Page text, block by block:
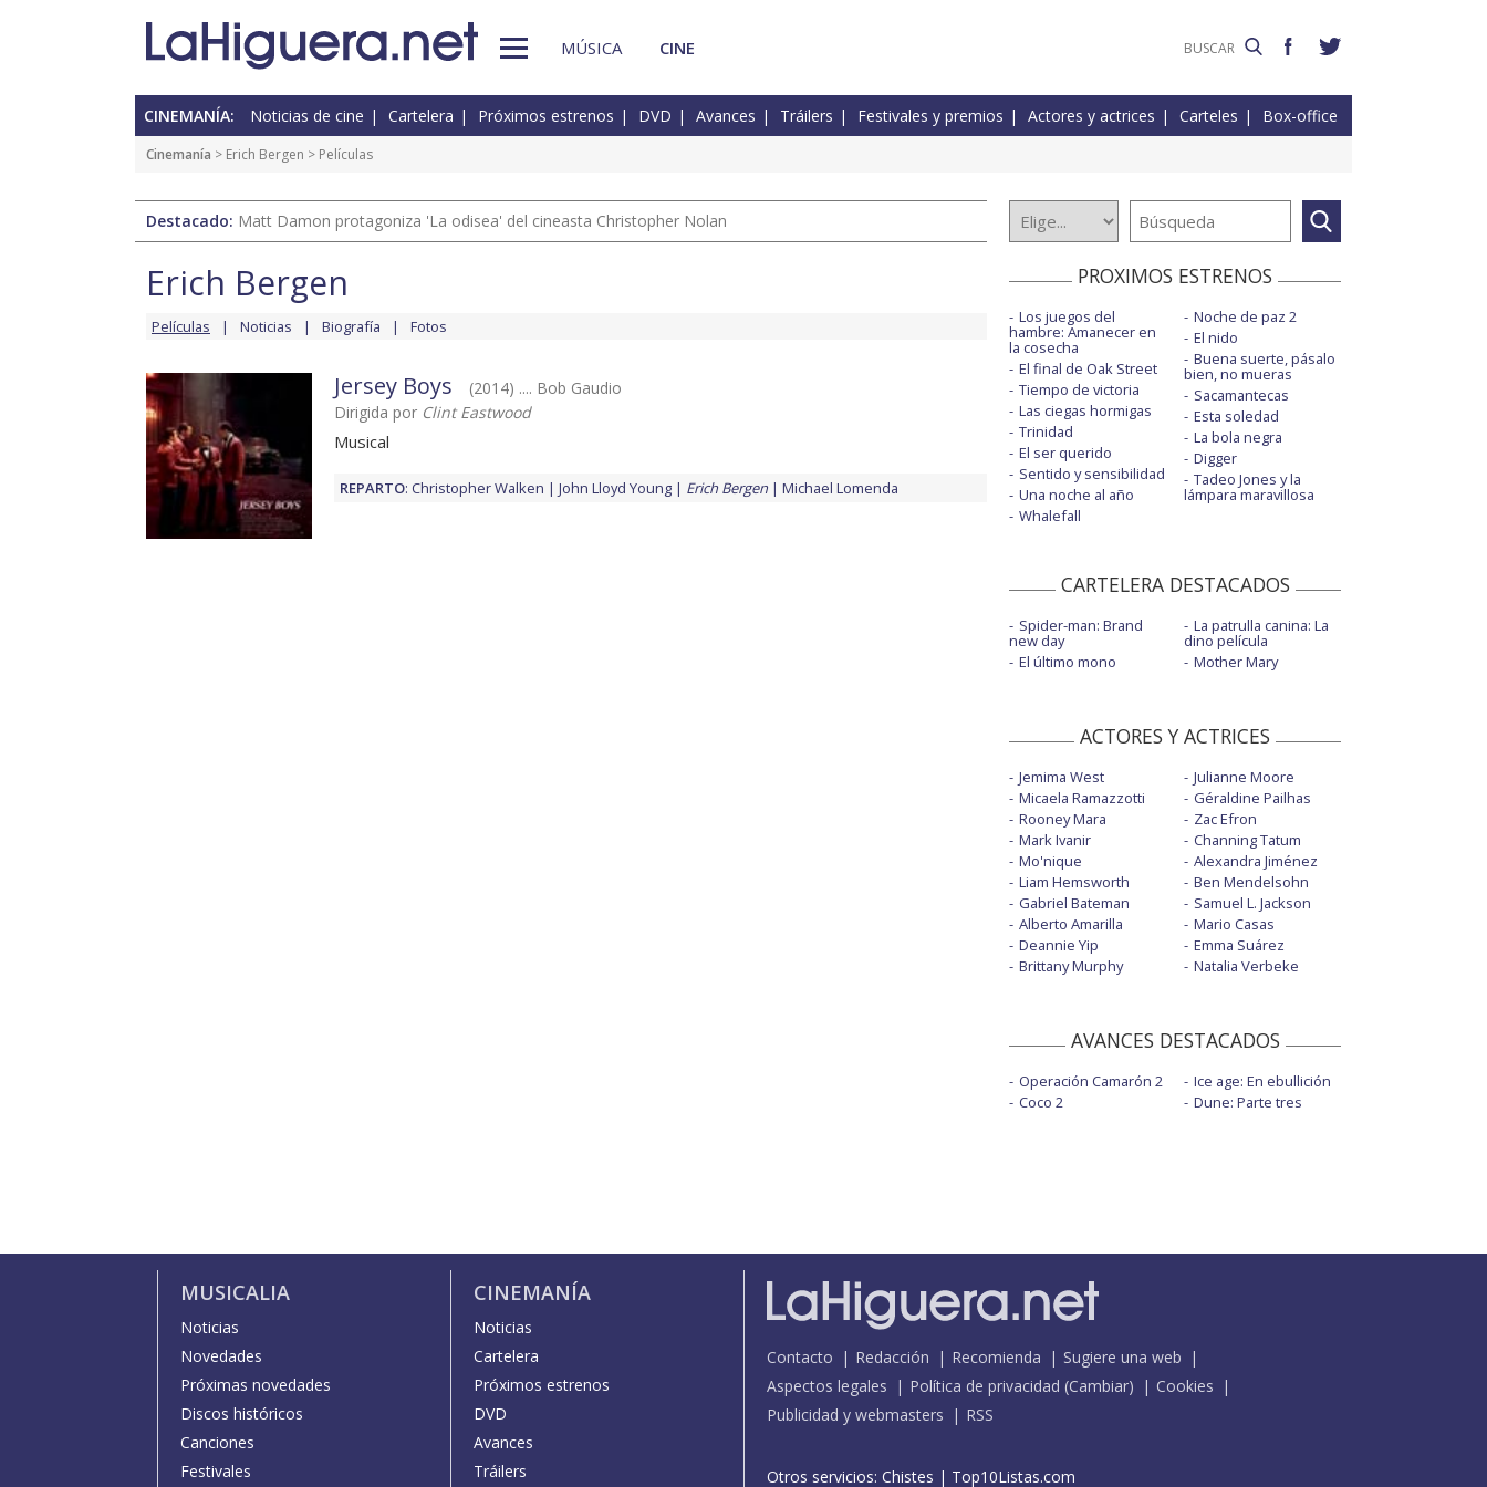
MÚSICA CINE
CINEMANÍA: Noticias de cine Cartelera Próximos estrenos DVD Avances Tráilers Festivales y premios Actores y actrices Carteles Box-office
Cinemanía > Erich Bergen > Películas
Destacado: Matt Damon protagoniza 'La odisea' del cineasta Christopher Nolan
Erich Bergen
Películas Noticias Biografía Fotos
Jersey Boys
(2014) .... Bob Gaudio
Dirigida por Clint Eastwood
Musical
REPARTO: Christopher Walken John Lloyd Young Erich Bergen Michael Lomenda
PROXIMOS ESTRENOS
Los juegos del
hambre: Amanecer en
la cosecha
El final de Oak Street
Tiempo de victoria
Las ciegas hormigas
Trinidad
El ser querido
Sentido y sensibilidad
Una noche al año
Whalefall
Noche de paz 2
El nido
Buena suerte, pásalo
bien, no mueras
Sacamantecas
Esta soledad
La bola negra
Digger
Tadeo Jones y la
lámpara maravillosa
CARTELERA DESTACADOS
Spider-man: Brand
new day
El último mono
La patrulla canina: La
dino película
Mother Mary
ACTORES Y ACTRICES
Jemima West
Micaela Ramazzotti
Rooney Mara
Mark Ivanir
Mo'nique
Liam Hemsworth
Gabriel Bateman
Alberto Amarilla
Deannie Yip
Brittany Murphy
Julianne Moore
Géraldine Pailhas
Zac Efron
Channing Tatum
Alexandra Jiménez
Ben Mendelsohn
Samuel L. Jackson
Mario Casas
Emma Suárez
Natalia Verbeke
AVANCES DESTACADOS
Operación Camarón 2
Coco 2
Ice age: En ebullición
Dune: Parte tres
MUSICALIA
Noticias
Novedades
Próximas novedades
Discos históricos
Canciones
Festivales
CINEMANÍA
Noticias
Cartelera
Próximos estrenos
DVD
Avances
Tráilers
Contacto Redacción Recomienda
Sugiere una web
Aspectos legales
Política de privacidad (Cambiar)
Cookies
Publicidad y webmasters
RSS
Otros servicios: Chistes | Top10Listas.com